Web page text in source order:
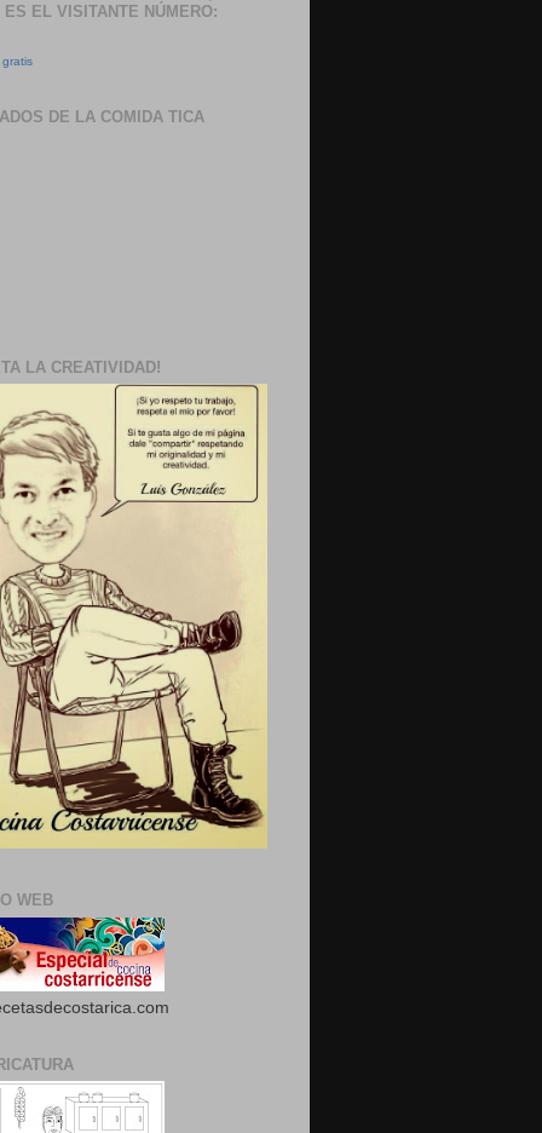
ES EL VISITANTE NÚMERO:
DE LA COMIDA TICA
LA CREATIVIDAD!
WEB